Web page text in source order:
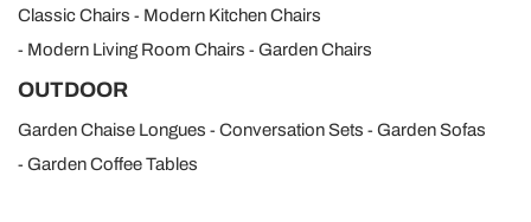
Classic Chairs
Modern Kitchen Chairs
Modern Living Room Chairs
Garden Chairs
OUTDOOR
Garden Chaise Longues Conversation Sets
Garden Sofas
Garden Coffee Tables